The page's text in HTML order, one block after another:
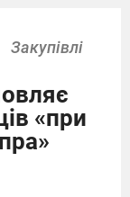
Закупівлі
«при